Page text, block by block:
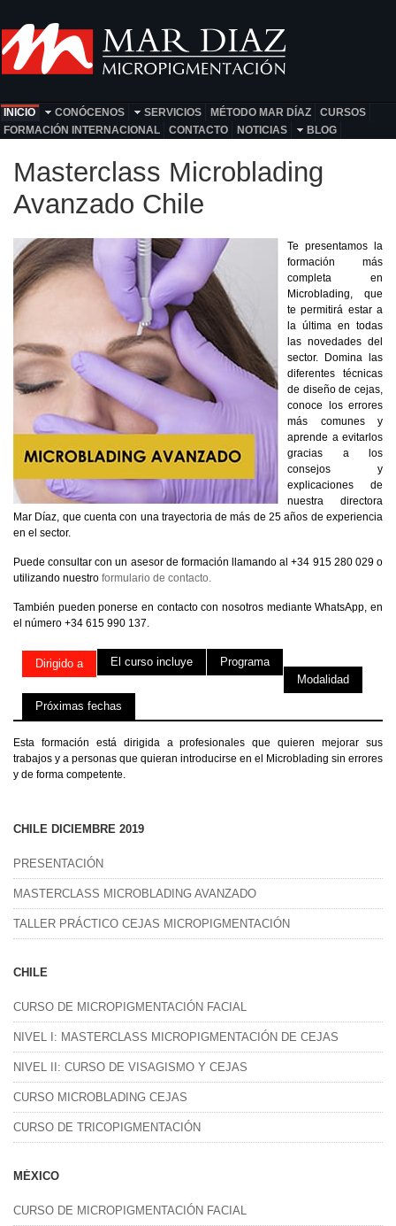
INICIO CONÓCENOS SERVICIOS MÉTODO MAR DÍAZ
CURSOS
FORMACIÓN INTERNACIONAL
CONTACTO NOTICIAS BLOG
Masterclass Microblading
Avanzado Chile
Te presentamos la
formación más
completa en
Microblading, que
te permitirá estar a
la última en todas
las novedades del
sector. Domina las
diferentes técnicas
de diseño de cejas,
conoce los errores
más comunes y
aprende a evitarlos
gracias a los
consejos y
explicaciones de
nuestra directora
Mar Díaz, que cuenta con una trayectoria de más de 25 años de experiencia
en el sector.
Puede consultar con un asesor de formación llamando al +34 915 280 029 o
utilizando nuestro formulario de contacto.
También pueden ponerse en contacto con nosotros mediante WhatsApp, en
el número +34 615 990 137.
Dirigido a El curso incluye
Programa
Modalidad
Próximas fechas
Esta formación está dirigida a profesionales que quieren mejorar sus
trabajos y a personas que quieran introducirse en el Microblading sin errores
y de forma competente.
CHILE DICIEMBRE 2019
PRESENTACIÓN
MASTERCLASS MICROBLADING AVANZADO
TALLER PRÁCTICO CEJAS MICROPIGMENTACIÓN
CHILE
CURSO DE MICROPIGMENTACIÓN FACIAL
NIVEL I: MASTERCLASS MICROPIGMENTACIÓN DE CEJAS
NIVEL II: CURSO DE VISAGISMO Y CEJAS
CURSO MICROBLADING CEJAS
CURSO DE TRICOPIGMENTACIÓN
MÉXICO
CURSO DE MICROPIGMENTACIÓN FACIAL